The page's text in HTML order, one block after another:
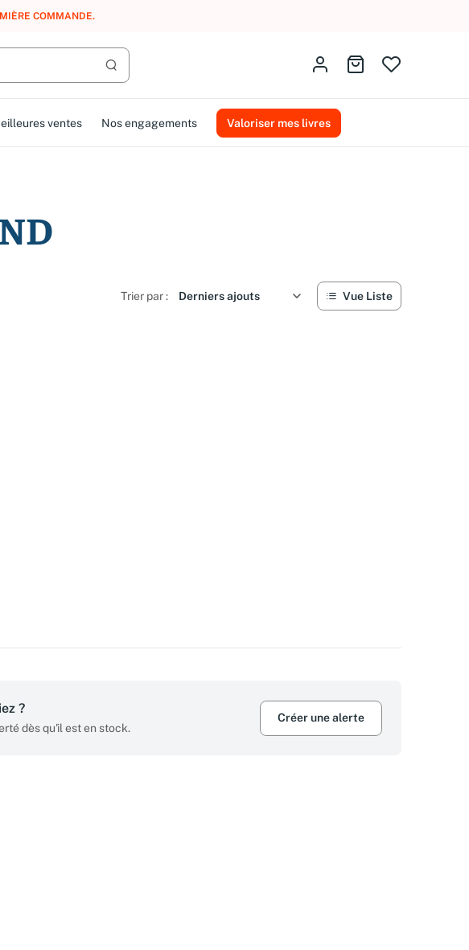
COMMANDE.
Lancer la recherche
Identifiez-vousAller au panier
ventes Nos engagements Valoriser mes livres
Trier par : Vue Liste
?
dès qu'il est en stock.
Créer une alerte